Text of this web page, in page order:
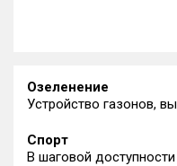
Озеленение
Устройство газонов,
Спорт
В шаговой